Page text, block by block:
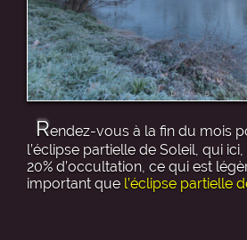
Rendez-vous à la fin du mois
l’éclipse partielle de Soleil, qui
20% d’occultation, ce qui est
important que l’éclipse partielle